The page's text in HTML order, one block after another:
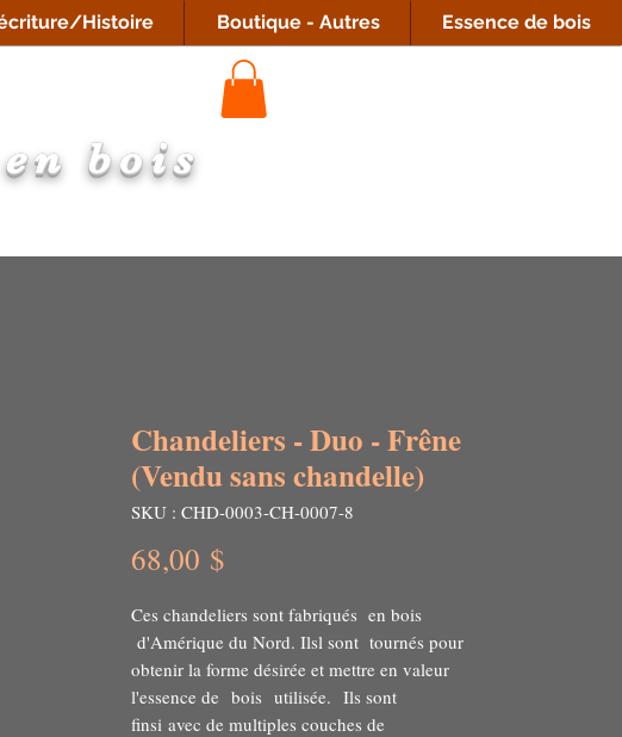
Histoire Boutique - Autres Essence de bois
bois
Chandeliers - Duo - Frêne
(Vendu sans chandelle)
SKU : CHD-0003-CH-0007-8
68,00 $
Ces chandeliers sont fabriqués en bois
d'Amérique du Nord. Ilsl sont tournés pour
obtenir la forme désirée et mettre en valeur
l'essence de bois utilisée. Ils sont
finsi avec de multiples couches de